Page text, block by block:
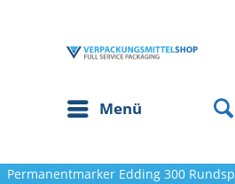
Menü
Permanentmarker Edding 300